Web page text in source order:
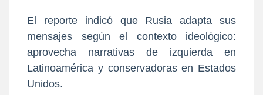
El reporte indicó que Rusia adapta sus
mensajes según el contexto ideológico:
aprovecha narrativas de izquierda en
Latinoamérica y conservadoras en Estados
Unidos.